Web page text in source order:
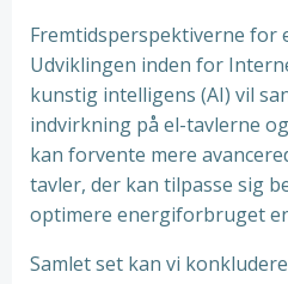
Fremtidsperspektiverne for
Udviklingen inden for
kunstig intelligens (AI) vil
indvirkning på el-tavlerne
kan forvente mere
tavler, der kan tilpasse sig
optimere energiforbruget
Samlet set kan vi